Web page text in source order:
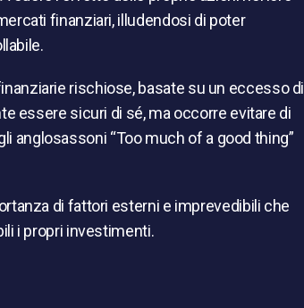
finanziari, illudendosi di poter
rischiose, basate su un eccesso di
essere sicuri di sé, ma occorre evitare di
anglosassoni “Too much of a good thing”
di fattori esterni e imprevedibili che
i propri investimenti.